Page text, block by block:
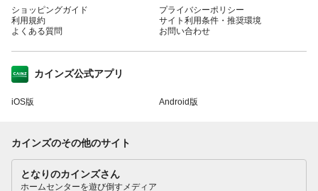
ショッピングガイド
利用規約
よくある質問
プライバシーポリシー
サイト利用条件・推奨環境
お問い合わせ
カインズ公式アプリ
iOS版 Android版
カインズのその他のサイト
となりのカインズさん
ホームセンターを遊び倒すメディア